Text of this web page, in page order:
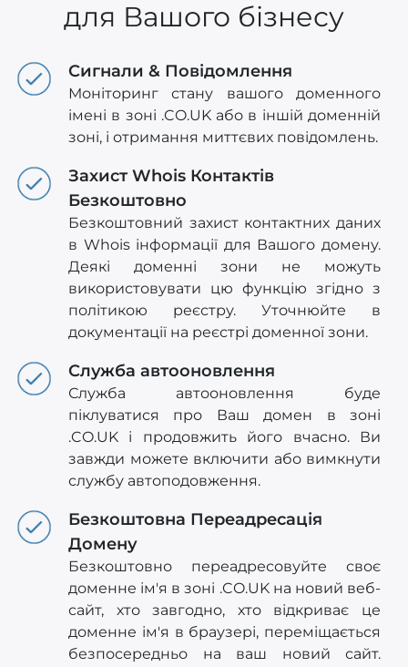
для Вашого бізнесу
Сигнали & Повідомлення
Моніторинг стану вашого доменного
імені в зоні .CO.UK або в іншій доменній
зоні, і отримання миттєвих повідомлень.
Захист Whois Контактів
Безкоштовно
Безкоштовний захист контактних даних
в Whois інформації для Вашого домену.
Деякі доменні зони не можуть
використовувати цю функцію згідно з
політикою реєстру. Уточнюйте в
документації на реєстрі доменної зони.
Служба автооновлення
Служба автооновлення буде
піклуватися про Ваш домен в зоні
.CO.UK і продовжить його вчасно. Ви
завжди можете включити або вимкнути
службу автоподовження.
Безкоштовна Переадресація
Домену
Безкоштовно переадресовуйте своє
доменне ім'я в зоні .CO.UK на новий веб-
сайт, хто завгодно, хто відкриває це
доменне ім'я в браузері, переміщається
безпосередньо на ваш новий сайт.